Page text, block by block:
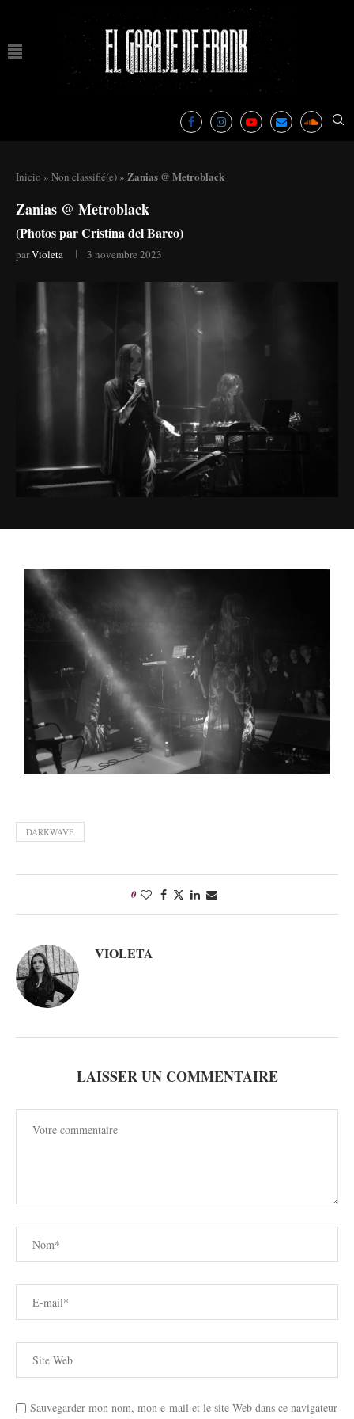
Inicio » Non classifié(e) » Zanias @ Metroblack
Zanias @ Metroblack
(Photos par Cristina del Barco)
parVioleta 3 novembre 2023
DARKWAVE
0
VIOLETA
LAISSER UN COMMENTAIRE
Sauvegarder mon nom, mon e-mail et le site Web dans ce navigateur